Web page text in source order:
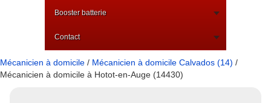
Booster batterie
Contact
Mécanicien à domicile / Mécanicien à domicile Calvados (14) /
Mécanicien à domicile à Hotot-en-Auge (14430)